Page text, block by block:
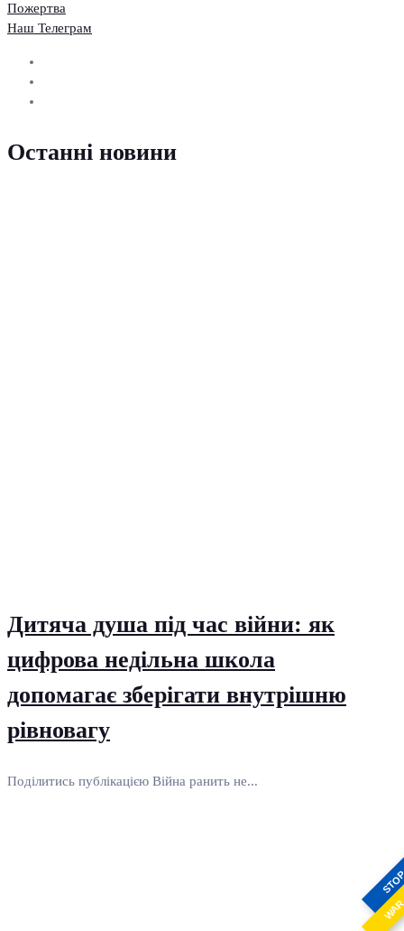
Пожертва
Наш Телеграм
Останні новини
Дитяча душа під час війни: як
цифрова недільна школа
допомагає зберігати внутрішню
рівновагу
Поділитись публікацією Війна ранить не...